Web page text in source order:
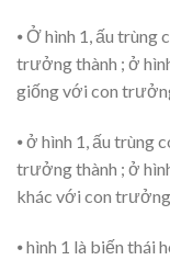
⦁ Ở hình 1, ấu trùng
trưởng thành ; ở
giống với con
⦁ ở hình 1, ấu trùng
trưởng thành ; ở
khác với con
⦁ hình 1 là biến thái